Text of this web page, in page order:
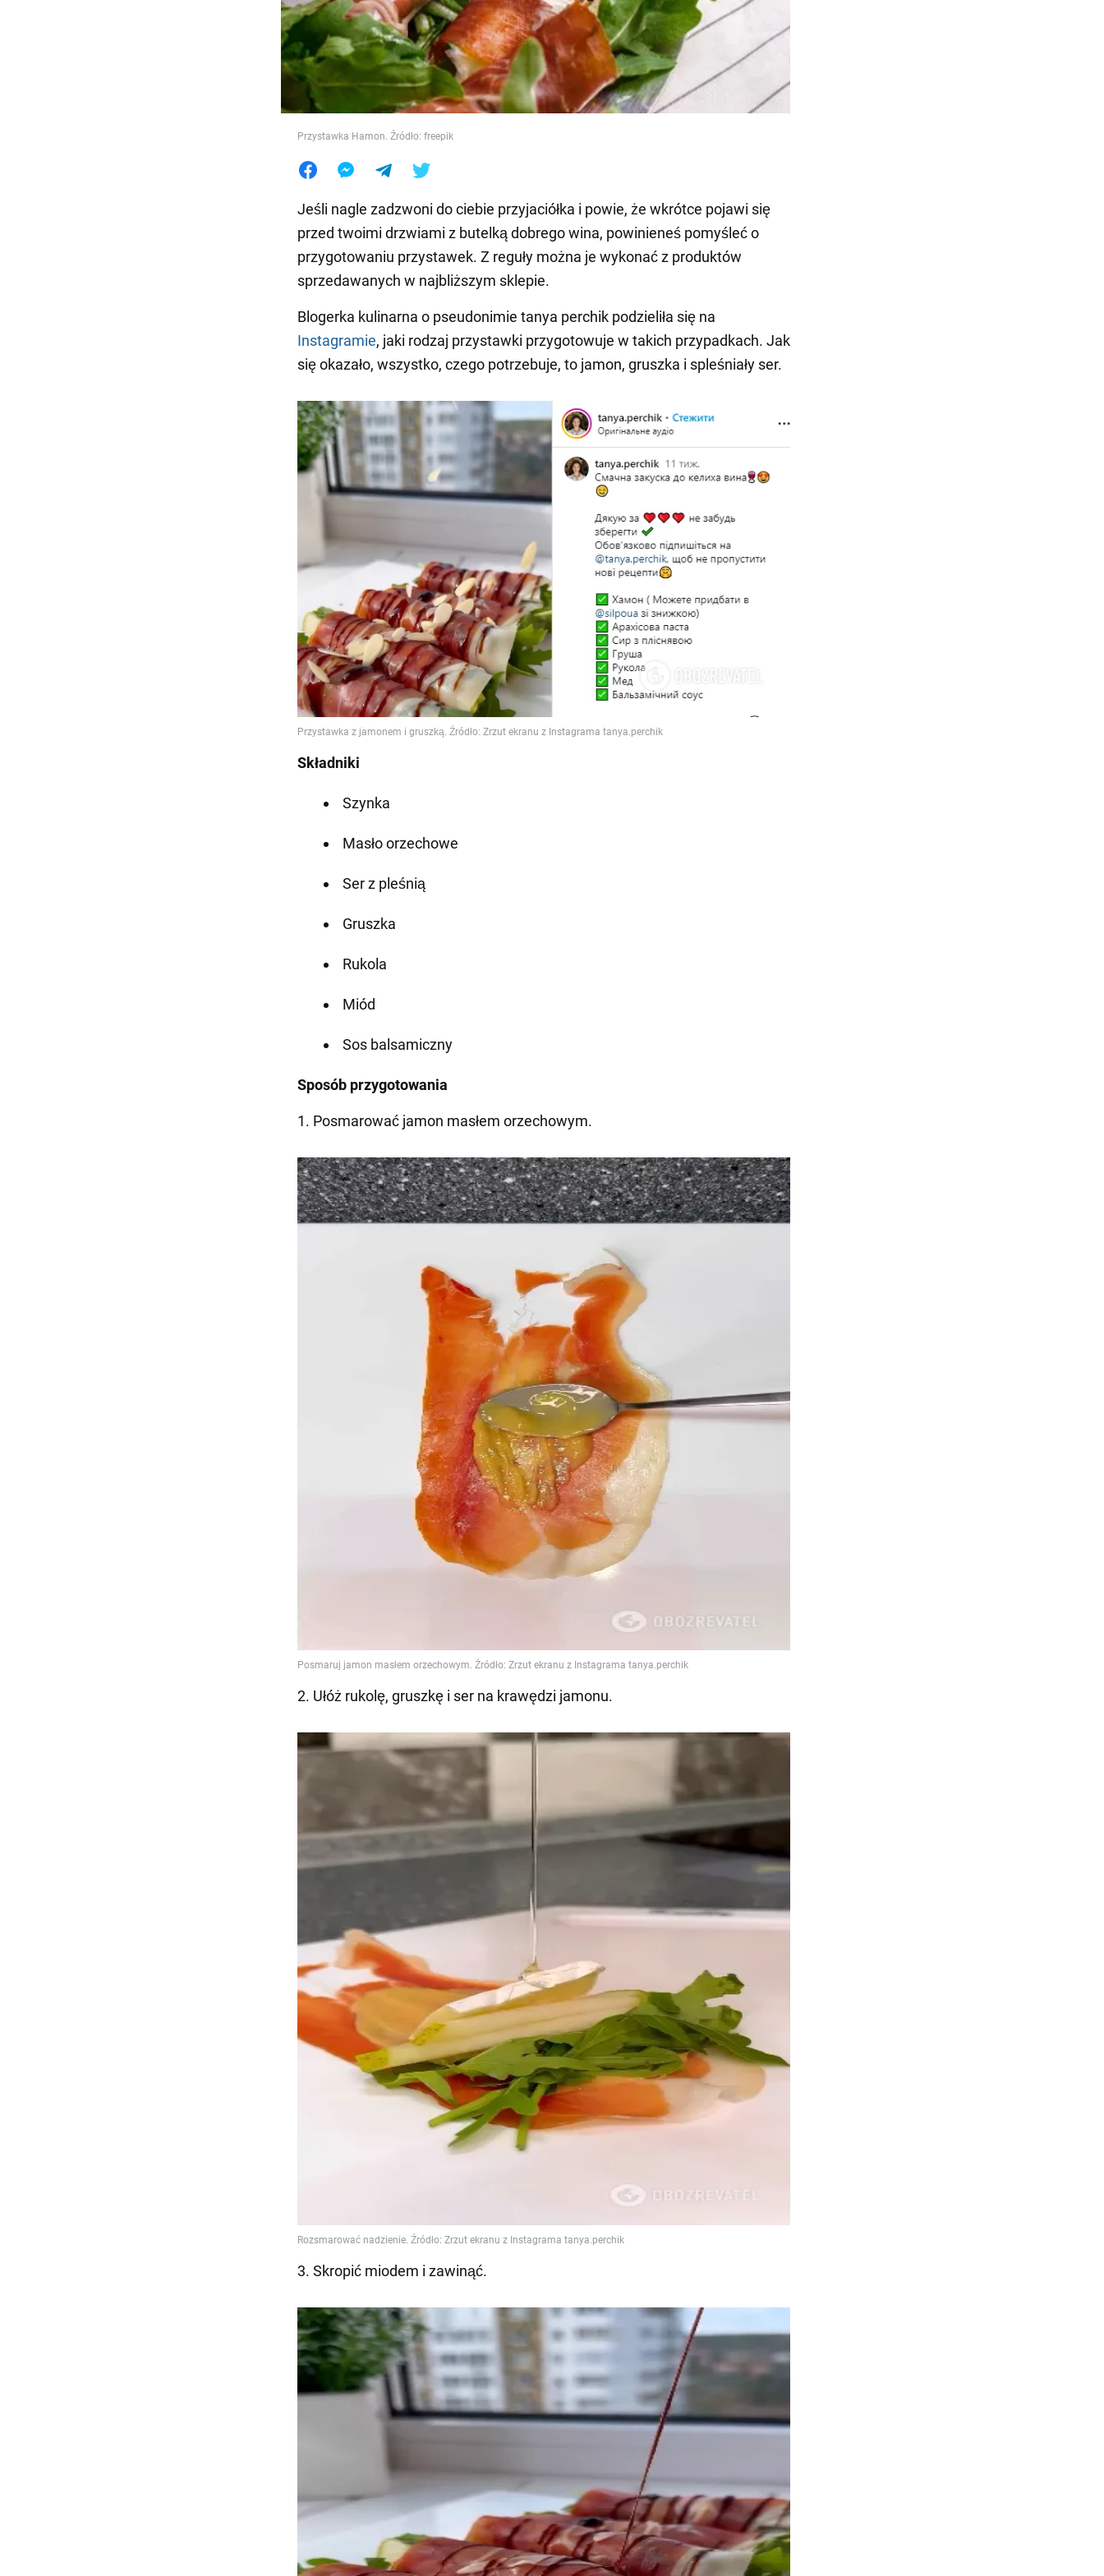
Jedzenie
Przystawka Hamon. Źródło: freepik
Jeśli nagle zadzwoni do ciebie przyjaciółka i powie, że wkrótce pojawi się
przed twoimi drzwiami z butelką dobrego wina, powinieneś pomyśleć o
przygotowaniu przystawek. Z reguły można je wykonać z produktów
sprzedawanych w najbliższym sklepie.
Blogerka kulinarna o pseudonimie tanya perchik podzieliła się na
Instagramie, jaki rodzaj przystawki przygotowuje w takich przypadkach. Jak
się okazało, wszystko, czego potrzebuje, to jamon, gruszka i spleśniały ser.
Składniki
Szynka
Masło orzechowe
Ser z pleśnią
Gruszka
Rukola
Miód
Sos balsamiczny
Sposób przygotowania
1. Posmarować jamon masłem orzechowym.
2. Ułóż rukolę, gruszkę i ser na krawędzi jamonu.
3. Skropić miodem i zawinąć.